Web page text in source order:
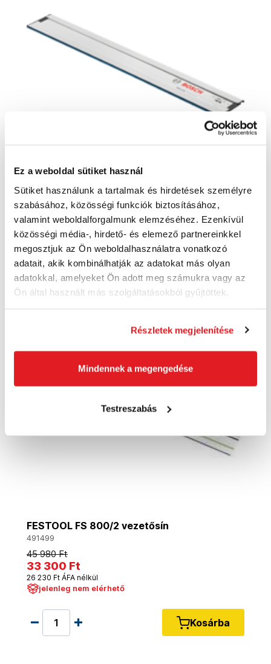
Ez a weboldal sütiket használ
Sütiket használunk a tartalmak és hirdetések személyre
szabásához, közösségi funkciók biztosításához,
valamint weboldalforgalmunk elemzéséhez. Ezenkívül
közösségi média-, hirdető- és elemező partnereinkkel
megosztjuk az Ön weboldalhasználatra vonatkozó
adatait, akik kombinálhatják az adatokat más olyan
adatokkal, amelyeket Ön adott meg számukra vagy az
Ön által használt más szolgáltatásokból gyűjtöttek.
Részletek megjelenítése
Mindennek a megengedése
Testreszabás
BOSCH FSN 1100 Professional -1600Z00006
1600Z00006
30 160 Ft ÁFA nélkül
Utolsó 2 darab
Kosárba
FESTOOL FS 800/2 vezetősín
491499
45 980 Ft
33 300 Ft
26 230 Ft ÁFA nélkül
jelenleg nem elérhető
Kosárba